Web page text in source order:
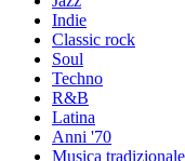
Indie
Classic rock
Soul
Techno
R&B
Latina
Anni '70
Musica tradizionale